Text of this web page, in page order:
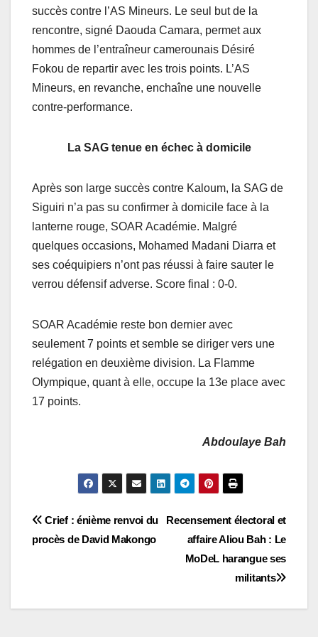
succès contre l’AS Mineurs. Le seul but de la
rencontre, signé Daouda Camara, permet aux
hommes de l’entraîneur camerounais Désiré
Fokou de repartir avec les trois points. L’AS
Mineurs, en revanche, enchaîne une nouvelle
contre-performance.
La SAG tenue en échec à domicile
Après son large succès contre Kaloum, la SAG de
Siguiri n’a pas su confirmer à domicile face à la
lanterne rouge, SOAR Académie. Malgré
quelques occasions, Mohamed Madani Diarra et
ses coéquipiers n’ont pas réussi à faire sauter le
verrou défensif adverse. Score final : 0-0.
SOAR Académie reste bon dernier avec
seulement 7 points et semble se diriger vers une
relégation en deuxième division. La Flamme
Olympique, quant à elle, occupe la 13e place avec
17 points.
Abdoulaye Bah
Navigation
de
Recensement électoral et
affaire Aliou Bah : Le
MoDeL harangue ses
militants
Crief : énième renvoi du
procès de David Makongo